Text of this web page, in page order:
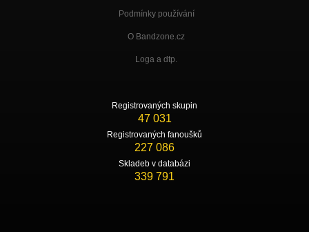
Podmínky používání
O Bandzone.cz
Loga a dtp.
Registrovaných skupin
47 031
Registrovaných fanoušků
227 086
Skladeb v databázi
339 791